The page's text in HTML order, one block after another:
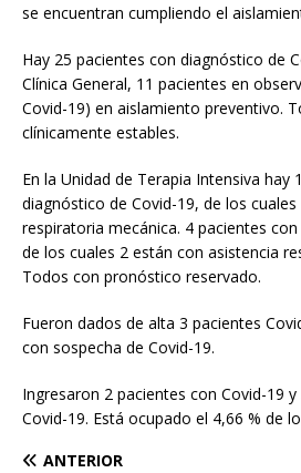
se encuentran cumpliendo el
Hay 25 pacientes con diagnóstico de
Clínica General, 11 pacientes en
Covid-19) en aislamiento preventivo.
clínicamente estables.
En la Unidad de Terapia Intensiva hay
diagnóstico de Covid-19, de los
respiratoria mecánica. 4 pacientes
de los cuales 2 están con asistencia
Todos con pronóstico reservado.
Fueron dados de alta 3 pacientes
con sospecha de Covid-19.
Ingresaron 2 pacientes con Covid-19
Covid-19. Está ocupado el 4,66 % de
ANTERIOR